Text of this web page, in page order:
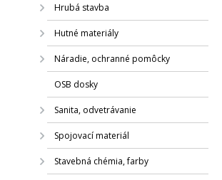
Hrubá stavba
Hutné materiály
Náradie, ochranné pomôcky
OSB dosky
Sanita, odvetrávanie
Spojovací materiál
Stavebná chémia, farby